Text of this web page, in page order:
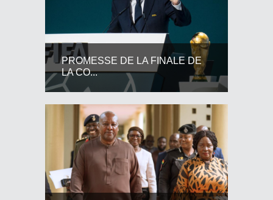
PROMESSE DE LA FINALE DE
LA CO...